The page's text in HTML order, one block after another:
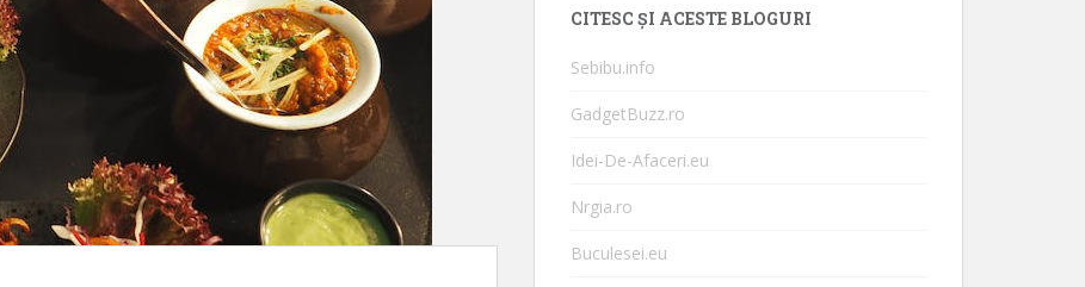
CITESC ȘI ACESTE BLOGURI
Sebibu.info
GadgetBuzz.ro
Idei-De-Afaceri.eu
Nrgia.ro
Buculesei.eu